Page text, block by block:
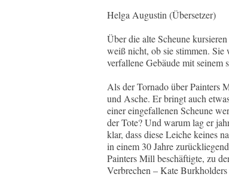
Helga Augustin (Übersetzer)
Über die alte Scheune
weiß nicht, ob sie stimmen. Sie
verfallene Gebäude mit seinem
Als der Tornado über Painters
und Asche. Er bringt auch
einer eingefallenen Scheune
der Tote? Und warum lag er
klar, dass diese Leiche keines
in einem 30 Jahre
Painters Mill beschäftigte, zu
Verbrechen – Kate